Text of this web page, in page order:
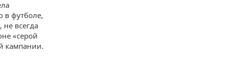
в футболе,
не всегда
«серой
кампании.